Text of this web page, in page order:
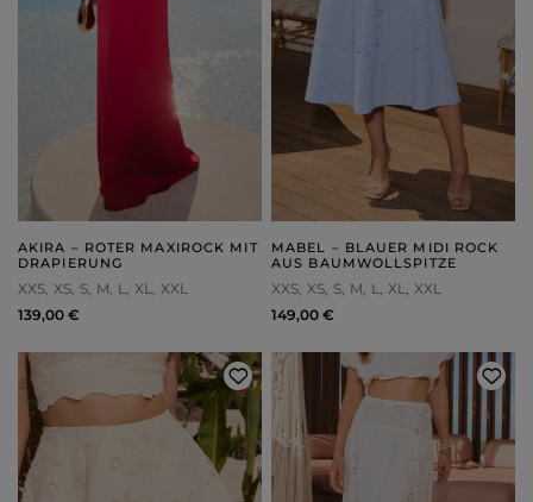
AKIRA – ROTER MAXIROCK MIT
DRAPIERUNG
XXS XS S M L XL XXL
139,00 €
MABEL – BLAUER MIDI ROCK
AUS BAUMWOLLSPITZE
XXS XS S M L XL XXL
149,00 €